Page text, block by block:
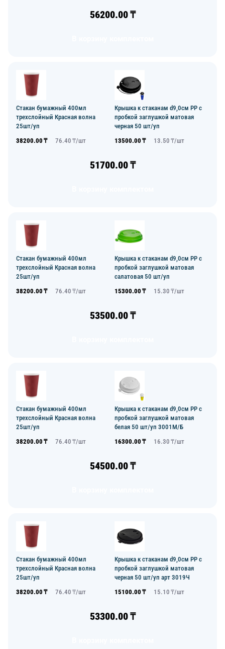
56200.00₸
Стакан бумажный 400мл
трехслойный Красная волна
25шт/уп
38200.00 ₸ 76.40 ₸/шт
Крышка к стаканам d9,0см PP с
пробкой заглушкой матовая
черная 50 шт/уп
13500.00 ₸ 13.50 ₸/шт
51700.00₸
Стакан бумажный 400мл
трехслойный Красная волна
25шт/уп
38200.00 ₸ 76.40 ₸/шт
Крышка к стаканам d9,0см PP с
пробкой заглушкой матовая
салатовая 50 шт/уп
15300.00 ₸ 15.30 ₸/шт
53500.00₸
Стакан бумажный 400мл
трехслойный Красная волна
25шт/уп
38200.00 ₸ 76.40 ₸/шт
Крышка к стаканам d9,0см PP с
пробкой заглушкой матовая
белая 50 шт/уп 3001М/Б
16300.00 ₸ 16.30 ₸/шт
54500.00₸
Стакан бумажный 400мл
трехслойный Красная волна
25шт/уп
38200.00 ₸ 76.40 ₸/шт
Крышка к стаканам d9,0см PP с
пробкой заглушкой матовая
черная 50 шт/уп арт 3019Ч
15100.00 ₸ 15.10 ₸/шт
53300.00₸